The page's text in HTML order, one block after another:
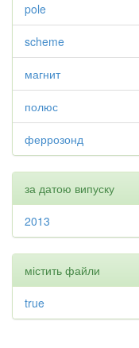
pole
scheme
магнит
полюс
феррозонд
за датою випуску
2013
містить файли
true